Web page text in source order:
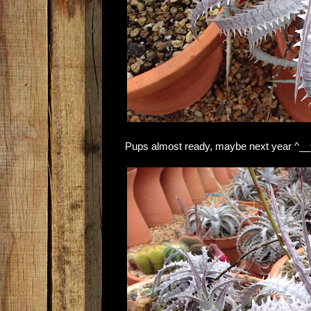
Pups almost ready, maybe next year